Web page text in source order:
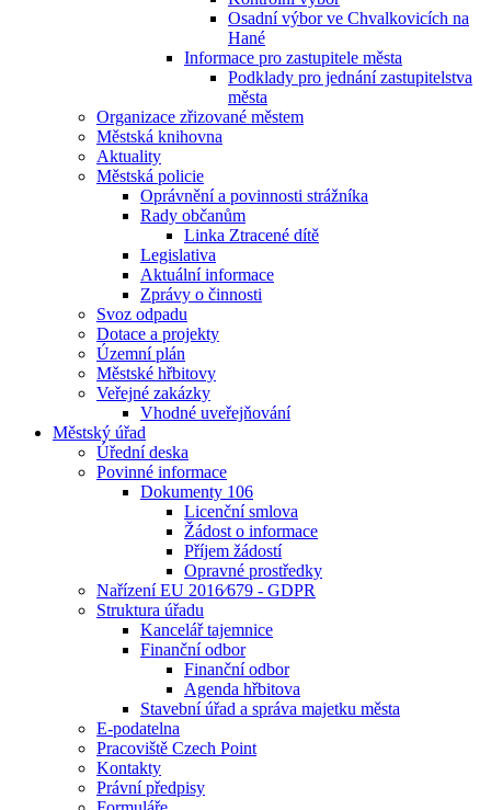
Osadní výbor ve Chvalkovicích na
Hané
Informace pro zastupitele města
Podklady pro jednání zastupitelstva
města
Organizace zřizované městem
Městská knihovna
Aktuality
Městská policie
Oprávnění a povinnosti strážníka
Rady občanům
Linka Ztracené dítě
Legislativa
Aktuální informace
Zprávy o činnosti
Svoz odpadu
Dotace a projekty
Územní plán
Městské hřbitovy
Veřejné zakázky
Vhodné uveřejňování
Městský úřad
Úřední deska
Povinné informace
Dokumenty 106
Licenční smlova
Žádost o informace
Příjem žádostí
Opravné prostředky
Nařízení EU 2016⁄679 - GDPR
Struktura úřadu
Kancelář tajemnice
Finanční odbor
Finanční odbor
Agenda hřbitova
Stavební úřad a správa majetku města
E-podatelna
Pracoviště Czech Point
Kontakty
Právní předpisy